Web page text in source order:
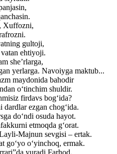
Xuffozni,
gultoji,
ehtiyoji.
she’rlarga,
yerlarga. Navoiyga maktub...
maydonida bahodir
o‘tinchim shuldir.
firdavs bog‘ida?
ezgan chog‘ida.
do‘ndi osuda hayot.
etmoqda g‘orat.
Majnun sevgisi – ertak.
go‘yo o‘yinchoq, ermak.
yuradi Farhod.